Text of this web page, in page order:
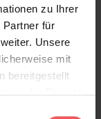
zu Ihrer
Partner für
Unsere
mit
bereitgestellt
der Dienste